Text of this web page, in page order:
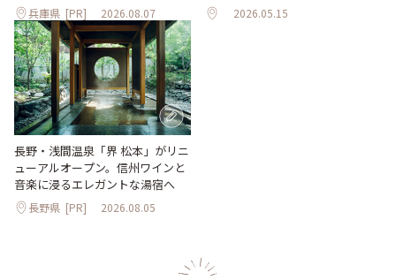
兵庫県 [PR] 2026.08.07 2026.05.15
長野・浅間温泉「界 松本」がリニ
ューアルオープン。信州ワインと
音楽に浸るエレガントな湯宿へ
長野県 [PR] 2026.08.05